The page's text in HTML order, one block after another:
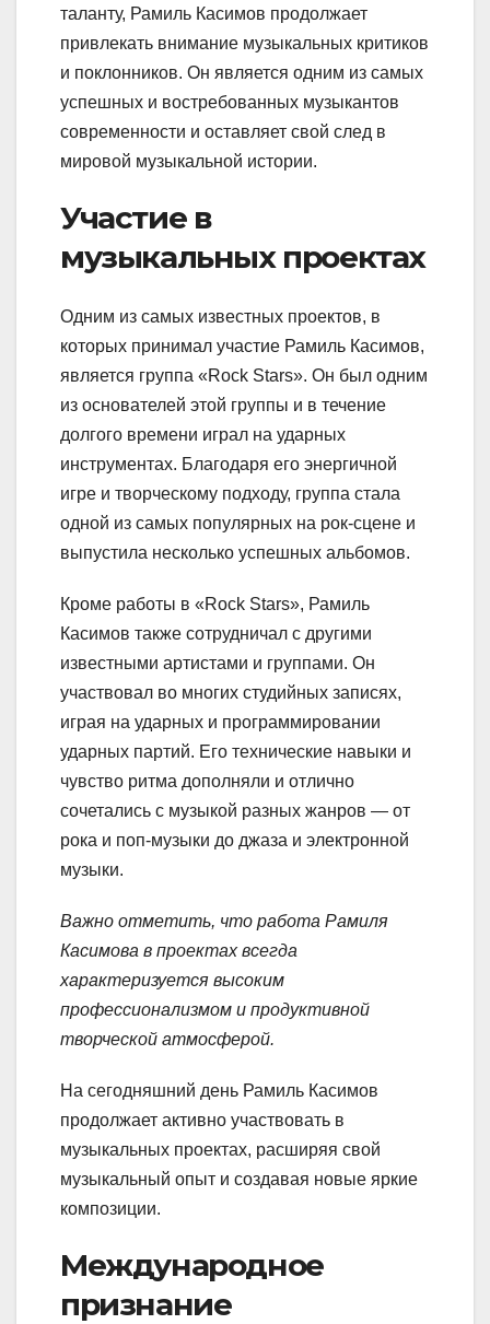
таланту, Рамиль Касимов продолжает
привлекать внимание музыкальных критиков
и поклонников. Он является одним из самых
успешных и востребованных музыкантов
современности и оставляет свой след в
мировой музыкальной истории.
Участие в
музыкальных проектах
Одним из самых известных проектов, в
которых принимал участие Рамиль Касимов,
является группа «Rock Stars». Он был одним
из основателей этой группы и в течение
долгого времени играл на ударных
инструментах. Благодаря его энергичной
игре и творческому подходу, группа стала
одной из самых популярных на рок-сцене и
выпустила несколько успешных альбомов.
Кроме работы в «Rock Stars», Рамиль
Касимов также сотрудничал с другими
известными артистами и группами. Он
участвовал во многих студийных записях,
играя на ударных и программировании
ударных партий. Его технические навыки и
чувство ритма дополняли и отлично
сочетались с музыкой разных жанров — от
рока и поп-музыки до джаза и электронной
музыки.
Важно отметить, что работа Рамиля
Касимова в проектах всегда
характеризуется высоким
профессионализмом и продуктивной
творческой атмосферой.
На сегодняшний день Рамиль Касимов
продолжает активно участвовать в
музыкальных проектах, расширяя свой
музыкальный опыт и создавая новые яркие
композиции.
Международное
признание